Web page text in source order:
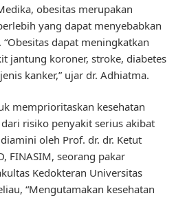
obesitas merupakan
yang dapat menyebabkan
dapat meningkatkan
jantung koroner, stroke, diabetes
kanker,” ujar dr. Adhiatma.
memprioritaskan kesehatan
risiko penyakit serius akibat
oleh Prof. dr. dr. Ketut
FINASIM, seorang pakar
Kedokteran Universitas
“Mengutamakan kesehatan